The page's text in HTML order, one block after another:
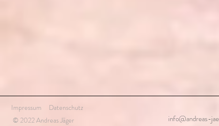
Impressum
Datenschutz
© 2022 Andreas Jäger
info@andreas-